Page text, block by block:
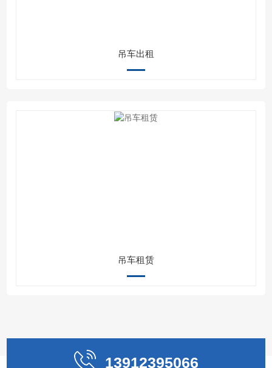
吊车出租
吊车租赁
13912395066